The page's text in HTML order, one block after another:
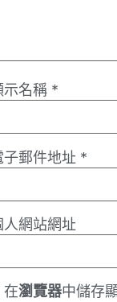
示名稱 *
子郵件地址 *
人網站網址
在瀏覽器中儲存